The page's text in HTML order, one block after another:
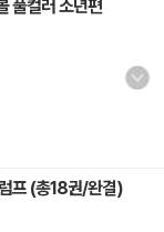
풀컬러 소년편
프 (총18권/완결)